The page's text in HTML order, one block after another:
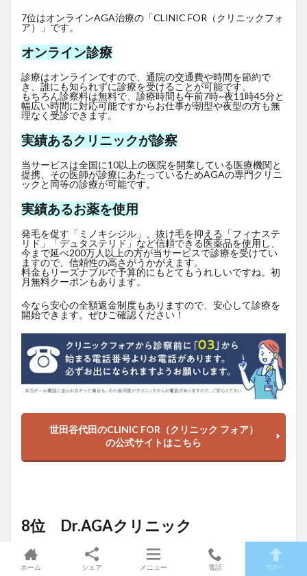
7位はオンラインAGA治療の「CLINIC FOR（クリニックフォ
ア）」です。
オンライン診療
診療はオンラインですので、通院の交通費や時間を節約で
き、誰にも知られずに診療を受けることが可能です。
もちろん診察料は無料で、診療時間も午前7時~夜11時45分と
幅広い時間に対応可能ですからお仕事が朝型や夜型の方も無
理なく受診できます。
実績あるクリニックが診察
当サービスは全国に10以上の医院を開業している医療機関と
提携、その医師が診療にあたっているためAGAの専門クリニ
ックと同等の診療が可能です。
実績あるお薬を使用
発毛を促す「ミノキシジル」、抜け毛を抑える「フィナステ
リド」「デュタステリド」など信頼できる医薬品を使用し、
今まで延べ200万人以上の方が当サービスで診療を受けてい
ますので、信頼性の高さがうかがえます。
料金もリーズナブルで予算的にもとてもうれしいですね。初
月無料クーポンもあります。
今なら安心の全額返金制度もありますので、安心して診療を
開始できます。ぜひご確認ください！
世田谷代田のCLINIC FOR（クリニック フォア）
の公式サイトはこちら
8位 Dr.AGAクリニック
ホーム シェア メニュー 電話 TOPへ